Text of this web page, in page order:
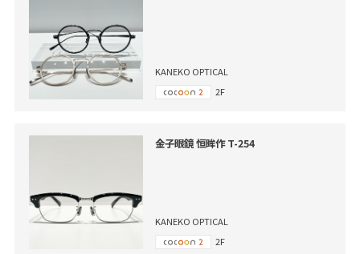
KANEKO OPTICAL
2F
金子眼鏡 恒眸作 T-254
KANEKO OPTICAL
2F